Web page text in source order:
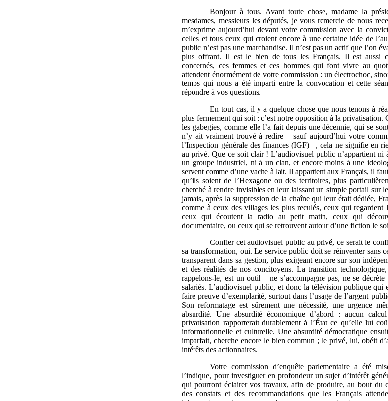
Bonjour à tous. Avant toute chose, madame la
mesdames, messieurs les députés, je vous remercie de nous
m’exprime aujourd’hui devant votre commission avec la
celles et tous ceux qui croient encore à une certaine idée de
public n’est pas une marchandise. Il n’est pas un actif que l’on
plus offrant. Il est le bien de tous les Français. Il est aussi
concernés, ces femmes et ces hommes qui font vivre au
attendent énormément de votre commission : un électrochoc,
temps qui nous a été imparti entre la convocation et cette
répondre à vos questions.
En tout cas, il y a quelque chose que nous tenons à
plus fermement qui soit : c’est notre opposition à la privatisation.
les gabegies, comme elle l’a fait depuis une décennie, qui se
n’y ait vraiment trouvé à redire – sauf aujourd’hui votre
l’Inspection générale des finances (IGF) –, cela ne signifie en
au privé. Que ce soit clair ! L’audiovisuel public n’appartient ni
un groupe industriel, ni à un clan, et encore moins à une
servent comme d’une vache à lait. Il appartient aux Français, il
qu’ils soient de l’Hexagone ou des territoires, plus
cherché à rendre invisibles en leur laissant un simple portail sur
jamais, après la suppression de la chaîne qui leur était dédiée,
comme à ceux des villages les plus reculés, ceux qui regardent
ceux qui écoutent la radio au petit matin, ceux qui
documentaire, ou ceux qui se retrouvent autour d’une fiction le
Confier cet audiovisuel public au privé, ce serait le
sa transformation, oui. Le service public doit se réinventer sans
transparent dans sa gestion, plus exigeant encore sur son
et des réalités de nos concitoyens. La transition
rappelons-le, est un outil – ne s’accompagne pas, ne se
salariés. L’audiovisuel public, et donc la télévision publique qui
faire preuve d’exemplarité, surtout dans l’usage de l’argent
Son reformatage est sûrement une nécessité, une urgence
absurdité. Une absurdité économique d’abord : aucun
privatisation rapporterait durablement à l’État ce qu’elle lui
informationnelle et culturelle. Une absurdité démocratique
imparfait, cherche encore le bien commun ; le privé, lui, obéit
intérêts des actionnaires.
Votre commission d’enquête parlementaire a été
l’indique, pour investiguer en profondeur un sujet d’intérêt
qui pourront éclairer vos travaux, afin de produire, au bout du
des constats et des recommandations que les Français